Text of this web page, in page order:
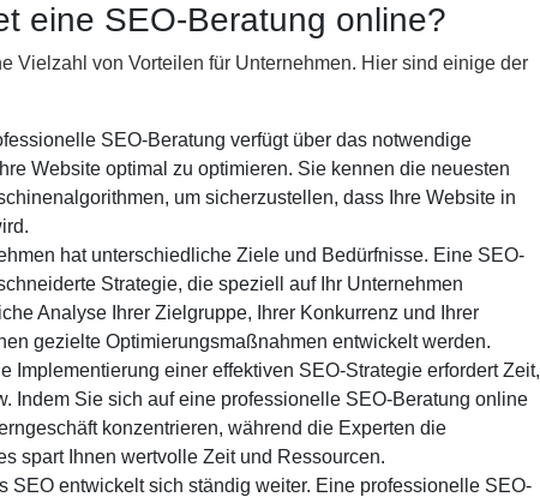
eine SEO-Beratung online?
Vielzahl von Vorteilen für Unternehmen. Hier sind einige der
SEO-Beratung verfügt über das notwendige
Website optimal zu optimieren. Sie kennen die neuesten
um sicherzustellen, dass Ihre Website in
hat unterschiedliche Ziele und Bedürfnisse. Eine SEO-
Strategie, die speziell auf Ihr Unternehmen
Analyse Ihrer Zielgruppe, Ihrer Konkurrenz und Ihrer
gezielte Optimierungsmaßnahmen entwickelt werden.
Implementierung einer effektiven SEO-Strategie erfordert Zeit,
Indem Sie sich auf eine professionelle SEO-Beratung online
konzentrieren, während die Experten die
spart Ihnen wertvolle Zeit und Ressourcen.
SEO entwickelt sich ständig weiter. Eine professionelle SEO-